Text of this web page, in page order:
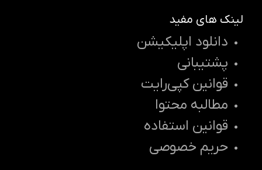
لینک های مفید
دانلود اپلیکیشن
پشتیبانی
قوانین کپی‌رایت
مطالبه محتوا
قوانین استفاده
حریم خصوصی